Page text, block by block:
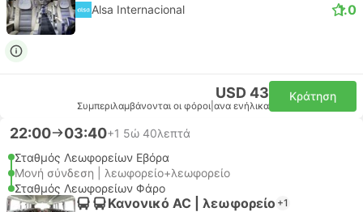
Alsa Internacional 1.0
USD 43
Συμπεριλαμβάνονται οι φόροι ανα ενήλικα
Κράτηση
22:00 03:40+1 5ώ 40λεπτά
Σταθμός Λεωφορείων Εβόρα
Μονή σύνδεση | λεωφορείο+λεωφορείο
Σταθμός Λεωφορείων Φάρο
Κανονικό AC | λεωφορείο +1